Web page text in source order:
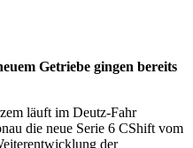
Getriebe gingen bereits
läuft im Deutz-Fahr
die neue Serie 6 CShift vom
der